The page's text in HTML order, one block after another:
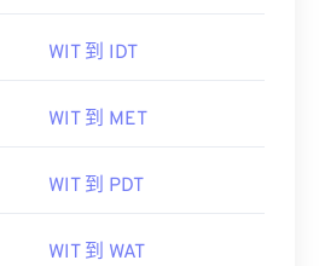
WIT 到 IDT
WIT 到 MET
WIT 到 PDT
WIT 到 WAT